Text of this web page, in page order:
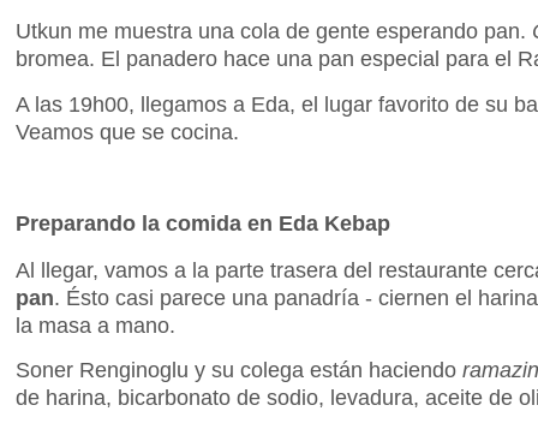
Utkun me muestra una cola de gente esperando pan.
bromea. El panadero hace una pan especial para el
A las 19h00, llegamos a Eda, el lugar favorito de su
Veamos que se cocina.
Preparando la comida en Eda Kebap
Al llegar, vamos a la parte trasera del restaurante
pan. Ésto casi parece una panadría - ciernen el
la masa a mano.
Soner Renginoglu y su colega están haciendo
de harina, bicarbonato de sodio, levadura, aceite de